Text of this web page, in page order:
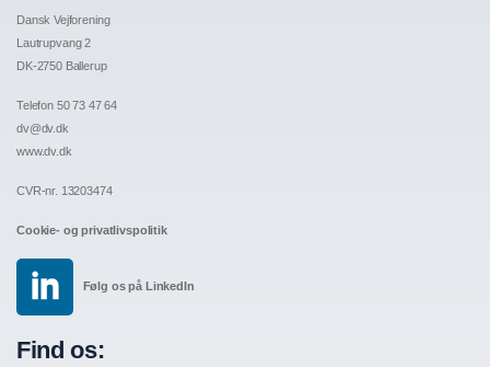
Dansk Vejforening
Lautrupvang 2
DK-2750 Ballerup
Telefon 50 73 47 64
dv@dv.dk
www.dv.dk
CVR-nr. 13203474
Cookie- og privatlivspolitik
Følg os på LinkedIn
Find os: